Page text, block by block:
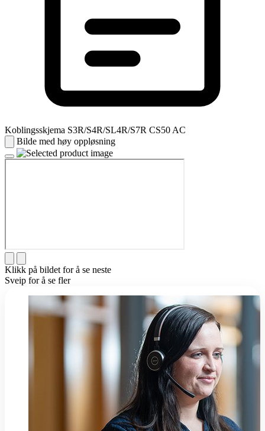
Koblingsskjema S3R/S4R/SL4R/S7R CS50 AC
Bilde med høy oppløsning
Klikk på bildet for å se neste
Sveip for å se fler